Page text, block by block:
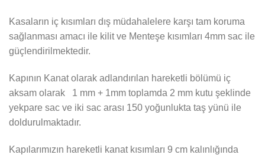
Kasaların iç kısımları dış müdahalelere karşı tam koruma
sağlanması amacı ile kilit ve Menteşe kısımları 4mm sac ile
güçlendirilmektedir.
Kapının Kanat olarak adlandırılan hareketli bölümü iç
aksam olarak 1 mm + 1mm toplamda 2 mm kutu şeklinde
yekpare sac ve iki sac arası 150 yoğunlukta taş yünü ile
doldurulmaktadır.
Kapılarımızın hareketli kanat kısımları 9 cm kalınlığında